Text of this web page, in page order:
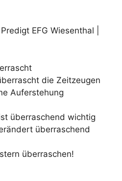
| Predigt EFG Wiesenthal |
die Zeitzeugen
Auferstehung
überraschend wichtig
überraschend
überraschen!